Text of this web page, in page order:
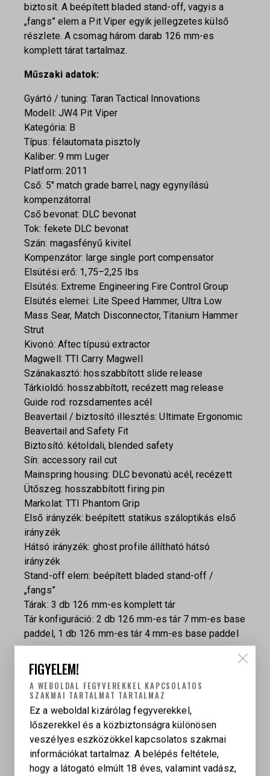
biztosít. A beépített bladed stand-off, vagyis a
„fangs” elem a Pit Viper egyik jellegzetes külső
részlete. A csomag három darab 126 mm-es
komplett tárat tartalmaz.
Műszaki adatok:
Gyártó / tuning: Taran Tactical Innovations
Modell: JW4 Pit Viper
Kategória: B
Típus: félautomata pisztoly
Kaliber: 9 mm Luger
Platform: 2011
Cső: 5″ match grade barrel, nagy egynyílású
kompenzátorral
Cső bevonat: DLC bevonat
Tok: fekete DLC bevonat
Szán: magasfényű kivitel
Kompenzátor: large single port compensator
Elsütési erő: 1,75–2,25 lbs
Elsütés: Extreme Engineering Fire Control Group
Elsütés elemei: Lite Speed Hammer, Ultra Low
Mass Sear, Match Disconnector, Titanium Hammer
Strut
Kivonó: Aftec típusú extractor
Magwell: TTI Carry Magwell
Szánakasztó: hosszabbított slide release
Tárkioldó: hosszabbított, recézett mag release
Guide rod: rozsdamentes acél
Beavertail / biztosító illesztés: Ultimate Ergonomic
Beavertail and Safety Fit
Biztosító: kétoldali, blended safety
Sín: accessory rail cut
Mainspring housing: DLC bevonatú acél, recézett
Ütőszeg: hosszabbított firing pin
Markolat: TTI Phantom Grip
Első irányzék: beépített statikus száloptikás első
irányzék
Hátsó irányzék: ghost profile állítható hátsó
irányzék
Stand-off elem: beépített bladed stand-off /
„fangs”
Tárak: 3 db 126 mm-es komplett tár
Tár konfiguráció: 2 db 126 mm-es tár 7 mm-es base
paddel, 1 db 126 mm-es tár 4 mm-es base paddel
TTI JW4 Pit Viper 9 mm Luger pisztoly
3 db 126 mm-es komplett tár
2 db tár 7 mm-es base paddel
1 db tár 4 mm-es base paddel
FIGYELEM!
A WEBOLDAL FEGYVEREKKEL KAPCSOLATOS
SZAKMAI TARTALMAT TARTALMAZ
Ez a weboldal kizárólag fegyverekkel,
lőszerekkel és a közbiztonságra különösen
veszélyes eszközökkel kapcsolatos szakmai
információkat tartalmaz. A belépés feltétele,
hogy a látogató elmúlt 18 éves, valamint vadász,